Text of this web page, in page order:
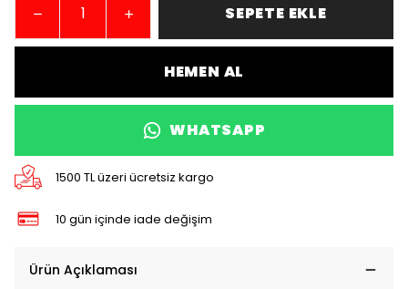
SEPETE EKLE
HEMEN AL
WHATSAPP
1500 TL üzeri ücretsiz kargo
10 gün içinde iade değişim
Ürün Açıklaması